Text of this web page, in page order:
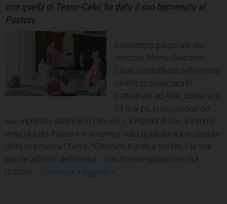
del
con quella di Teano-Calvi, ha dato il suo benvenuto al
Pastore
Il ministero pastorale del
vescovo Mons. Giacomo
Cirulli si manifesta nella prima
omelia pronunciata in
Cattedrale ad Alife, domenica
14 marzo, in occasione del
suo ingresso solenne in Diocesi. La Parola di Dio al centro
della vita del Pastore e al centro della quotidianità ecclesiale
della sua nuova Chiesa. “Carissimi fratelli e sorelle – le sue
parole all’inizio dell’omelia – con forte trepidazione ma
ricolmo … Continua a leggere Mons.
»